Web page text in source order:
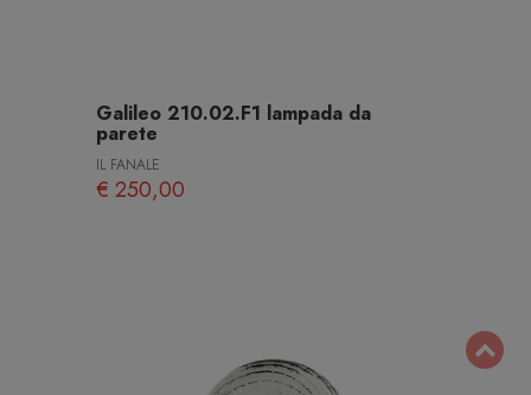
Galileo 210.02.F1 lampada da
parete
IL FANALE
€ 250,00